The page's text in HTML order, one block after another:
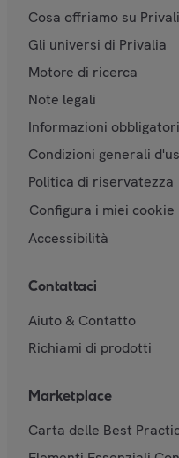
Cosa offriamo su
Gli universi di Privalia
Motore di ricerca
Note legali
Informazioni
Condizioni generali
Politica di riservatezza
Configura i miei cookie
Accessibilità
Contattaci
Aiuto & Contatto
Richiami di prodotti
Marketplace
Carta delle Best